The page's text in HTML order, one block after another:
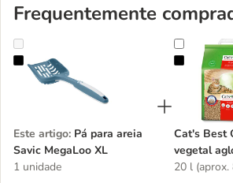
Frequentemente
Pá para areia Savic MegaLoo XL
Este artigo: Pá para areia
Savic MegaLoo XL
1 unidade
Cat's
Cat's Best
vegetal
20 l (aprox.